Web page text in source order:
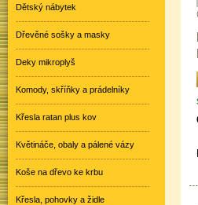
Dětský nábytek
Dřevěné sošky a masky
Deky mikroplyš
Komody, skříňky a prádelníky
Křesla ratan plus kov
Květináče, obaly a pálené vázy
Koše na dřevo ke krbu
Křesla, pohovky a židle